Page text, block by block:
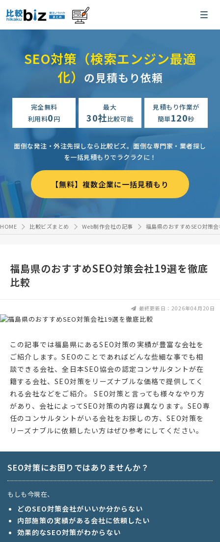
SEO対策（検索エンジン最適
化） の見積もり依頼
完全無料
利用料0円
最大
30社比較可能
見積もり作業が
簡単120秒
面倒な発注・外注先探しなら比較ビズ。 面倒な専門家・業者探し
を一括見積もりでラクラクに！
【無料】複数企業に一括見積もり
HOME 比較ビズまとめ Web制作会社の記事 福島県のおすすめSEO対策
福島県のおすすめSEO対策会社19選を徹底
比較
最終更新日：2026年04月20日
この記事では福島県にあるSEO対策の実績が豊富な会社を
ご紹介します。SEOのことであればどんな些細な事でも相
談できる会社、全日本SEO協会の認定コンサルタントが在
籍する会社、SEO対策をリーズナブルな価格で提供してく
れる会社などをご紹介。 SEO対策と言っても様々なやり方
があり、会社によってSEO対策の内容は異なります。SEO専
任のコンサルタントがいる会社をお探しの方、SEO対策を
リーズナブルに依頼したい方はぜひ参考にしてください。
SEO対策にお困りではありませんか？
もしも今現在、
どのSEO対策会社がいいか分からない
内部施策の実績がある会社に依頼したい
効果的なSEO対策がわからない